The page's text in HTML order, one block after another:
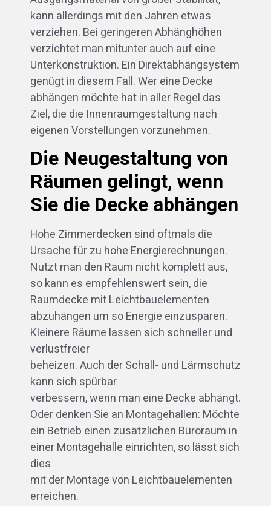
kann allerdings mit den Jahren etwas
verziehen. Bei geringeren Abhänghöhen
verzichtet man mitunter auch auf eine
Unterkonstruktion. Ein Direktabhängsystem
genügt in diesem Fall. Wer eine Decke
abhängen möchte hat in aller Regel das
Ziel, die die Innenraumgestaltung nach
eigenen Vorstellungen vorzunehmen.
Die Neugestaltung von
Räumen gelingt, wenn
Sie die Decke abhängen
Hohe Zimmerdecken sind oftmals die
Ursache für zu hohe Energierechnungen.
Nutzt man den Raum nicht komplett aus,
so kann es empfehlenswert sein, die
Raumdecke mit Leichtbauelementen
abzuhängen um so Energie einzusparen.
Kleinere Räume lassen sich schneller und
verlustfreier
beheizen. Auch der Schall- und Lärmschutz
kann sich spürbar
verbessern, wenn man eine Decke abhängt.
Oder denken Sie an Montagehallen: Möchte
ein Betrieb einen zusätzlichen Büroraum in
einer Montagehalle einrichten, so lässt sich
dies
mit der Montage von Leichtbauelementen
erreichen.